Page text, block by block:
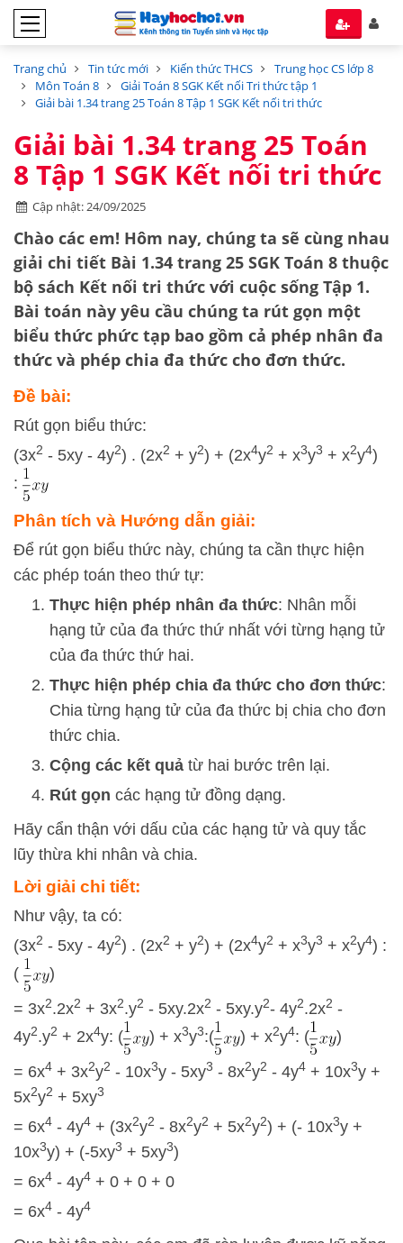
Trang chủ Tin tức mới Kiến thức THCS
Trung học CS lớp 8
Môn Toán 8
Giải Toán 8 SGK Kết nối Tri thức tập 1
Giải bài 1.34 trang 25 Toán 8 Tập 1 SGK Kết nối tri thức
Giải bài 1.34 trang 25 Toán
8 Tập 1 SGK Kết nối tri thức
Cập nhật: 24/09/2025
Chào các em! Hôm nay, chúng ta sẽ cùng nhau
giải chi tiết Bài 1.34 trang 25 SGK Toán 8 thuộc
bộ sách Kết nối tri thức với cuộc sống Tập 1.
Bài toán này yêu cầu chúng ta rút gọn một
biểu thức phức tạp bao gồm cả phép nhân đa
thức và phép chia đa thức cho đơn thức.
Đề bài:
Rút gọn biểu thức:
(3x2 - 5xy - 4y2) . (2x2 + y2) + (2x4y2 + x3y3 + x2y4)
:
Phân tích và Hướng dẫn giải:
Để rút gọn biểu thức này, chúng ta cần thực hiện
các phép toán theo thứ tự:
Thực hiện phép nhân đa thức: Nhân mỗi
hạng tử của đa thức thứ nhất với từng hạng tử
của đa thức thứ hai.
Thực hiện phép chia đa thức cho đơn thức:
Chia từng hạng tử của đa thức bị chia cho đơn
thức chia.
Cộng các kết quả từ hai bước trên lại.
Rút gọn các hạng tử đồng dạng.
Hãy cẩn thận với dấu của các hạng tử và quy tắc
lũy thừa khi nhân và chia.
Lời giải chi tiết:
Như vậy, ta có:
(3x2 - 5xy - 4y2) . (2x2 + y2) + (2x4y2 + x3y3 + x2y4) :
(
)
= 3x2.2x2 + 3x2.y2 - 5xy.2x2 - 5xy.y2- 4y2.2x2 -
4y2.y2 + 2x4y: ( ) + x3y3:( ) + x2y4: (
)
= 6x4 + 3x2y2 - 10x3y - 5xy3 - 8x2y2 - 4y4 + 10x3y +
5x2y2 + 5xy3
= 6x4 - 4y4 + (3x2y2 - 8x2y2 + 5x2y2) + (- 10x3y +
10x3y) + (-5xy3 + 5xy3)
= 6x4 - 4y4 + 0 + 0 + 0
= 6x4 - 4y4